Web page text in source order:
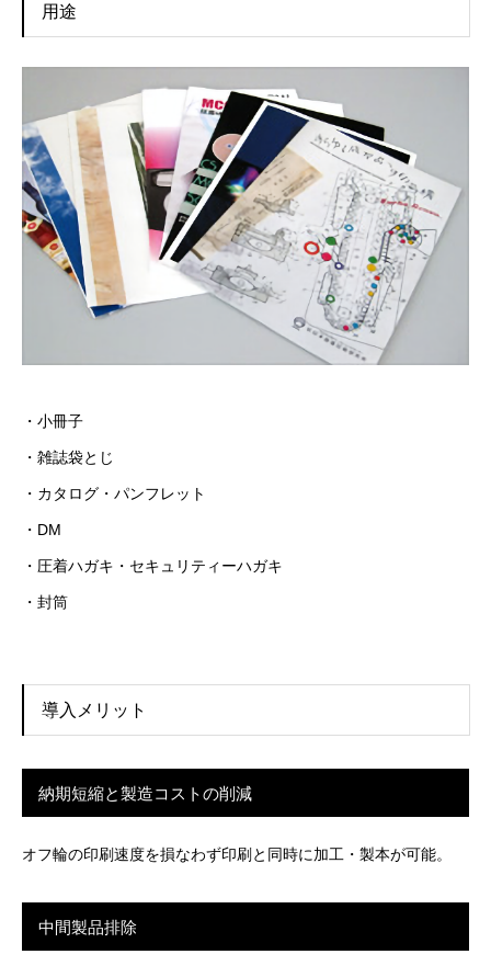
用途
・小冊子
・雑誌袋とじ
・カタログ・パンフレット
・DM
・圧着ハガキ・セキュリティーハガキ
・封筒
導入メリット
納期短縮と製造コストの削減
オフ輪の印刷速度を損なわず印刷と同時に加工・製本が可能。
中間製品排除